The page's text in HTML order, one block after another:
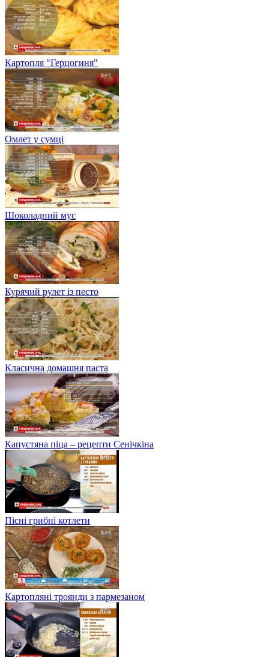
Картопля "Герцогиня"
Омлет у сумці
Шоколадний мус
Курячий рулет із песто
Класична домашня паста
Капустяна піца – рецепти Сенічкіна
Пісні грибні котлети
Картопляні троянди з пармезаном